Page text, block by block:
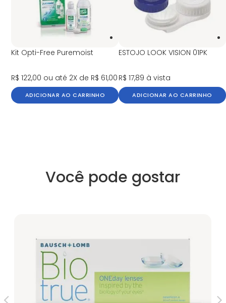
Kit Opti-Free Puremoist
R$ 122,00 ou até 2X de R$ 61,00
ADICIONAR AO CARRINHO
ESTOJO LOOK VISION 01PK
R$ 17,89 à vista
ADICIONAR AO CARRINHO
Você pode gostar